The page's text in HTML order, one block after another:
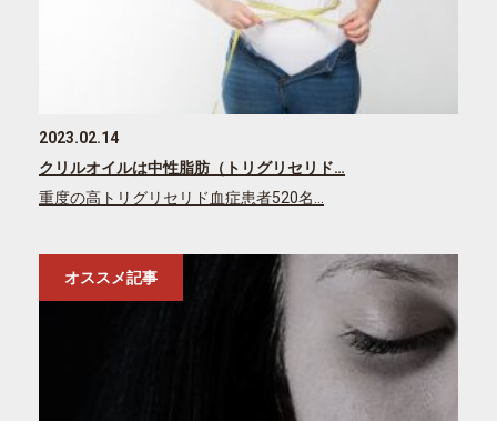
2023.02.14
クリルオイルは中性脂肪（トリグリセリド…
重度の高トリグリセリド血症患者520名…
オススメ記事